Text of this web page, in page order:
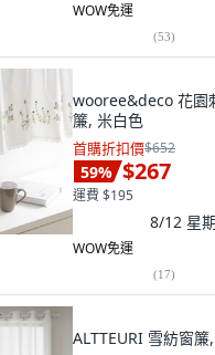
WOW免運
(53)
wooree&deco 花園
簾, 米白色
首購折扣價$652
59% $267
運費 $195
8/12 星
WOW免運
(17)
ALTTEURI 雪紡窗簾